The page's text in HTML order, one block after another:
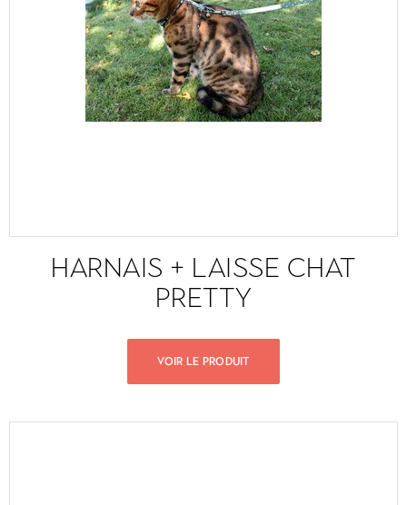
HARNAIS + LAISSE CHAT
PRETTY
VOIR LE PRODUIT